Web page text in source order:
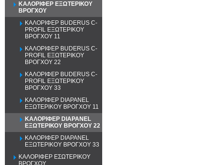
ΚΑΛΟΡΙΦΕΡ ΕΞΩΤΕΡΙΚΟΥ
ΒΡΟΓΧΟΥ
ΚΑΛΟΡΙΦΕΡ BUDERUS C-
PROFIL ΕΞΩΤΕΡΙΚΟΥ
ΒΡΟΓΧΟΥ 11
ΚΑΛΟΡΙΦΕΡ BUDERUS C-
PROFIL ΕΞΩΤΕΡΙΚΟΥ
ΒΡΟΓΧΟΥ 22
ΚΑΛΟΡΙΦΕΡ BUDERUS C-
PROFIL ΕΞΩΤΕΡΙΚΟΥ
ΒΡΟΓΧΟΥ 33
ΚΑΛΟΡΙΦΕΡ DIAPANEL
ΕΞΩΤΕΡΙΚΟΥ ΒΡΟΓΧΟΥ 11
ΚΑΛΟΡΙΦΕΡ DIAPANEL
ΕΞΩΤΕΡΙΚΟΥ ΒΡΟΓΧΟΥ 22
ΚΑΛΟΡΙΦΕΡ DIAPANEL
ΕΞΩΤΕΡΙΚΟΥ ΒΡΟΓΧΟΥ 33
ΚΑΛΟΡΙΦΕΡ ΕΣΩΤΕΡΙΚΟΥ